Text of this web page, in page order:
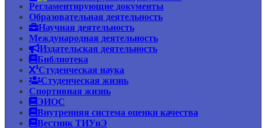
Регламентирующие документы
Образовательная деятельность
Научная деятельность
Международная деятельность
Издательская деятельность
Библиотека
Студенческая наука
Студенческая жизнь
Спортивная жизнь
ЭИОС
Внутренняя система оценки качества
Вестник ТИУиЭ